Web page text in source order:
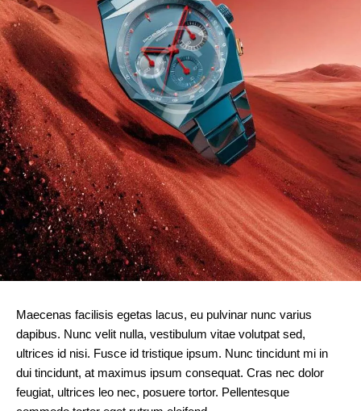
Maecenas facilisis egetas lacus, eu pulvinar nunc varius
dapibus. Nunc velit nulla, vestibulum vitae volutpat sed,
ultrices id nisi. Fusce id tristique ipsum. Nunc tincidunt mi in
dui tincidunt, at maximus ipsum consequat. Cras nec dolor
feugiat, ultrices leo nec, posuere tortor. Pellentesque